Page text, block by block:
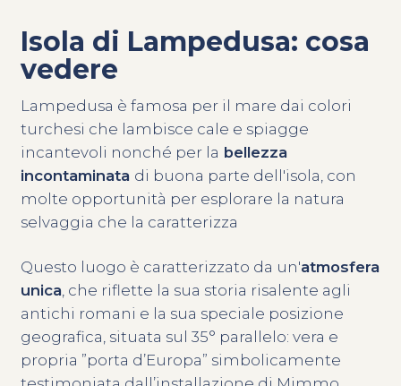
Isola di Lampedusa: cosa
vedere
Lampedusa è famosa per il mare dai colori
turchesi che lambisce cale e spiagge
incantevoli nonché per la bellezza
incontaminata di buona parte dell'isola, con
molte opportunità per esplorare la natura
selvaggia che la caratterizza
Questo luogo è caratterizzato da un'atmosfera
unica , che riflette la sua storia risalente agli
antichi romani e la sua speciale posizione
geografica, situata sul 35° parallelo: vera e
propria ”porta d’Europa” simbolicamente